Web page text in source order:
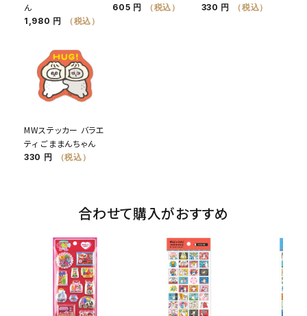
ん
1,980 円 （税込）
605 円 （税込） 330 円 （税込）
MWステッカー バラエ
ティ ごままんちゃん
330 円 （税込）
合わせて購入がおすすめ